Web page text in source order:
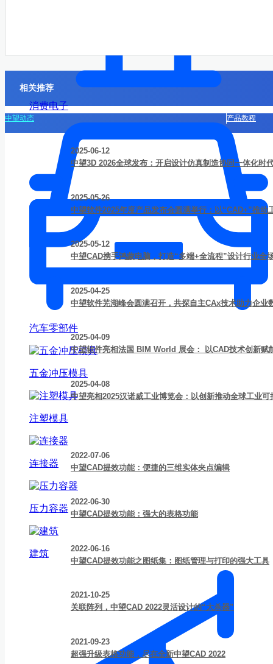
消费电子
汽车零部件
五金冲压模具
注塑模具
连接器
压力容器
建筑
相关推荐
中望动态 产品教程
2025-06-12
中望3D 2026全球发布：开启设计仿真制造协同一体化时
2025-05-26
中望软件2025年度产品发布会圆满举行：以“CAD+”推动
2025-05-12
中望CAD携手鸿蒙电脑，打造“多端+全流程”设计行业全
2025-04-25
中望软件芜湖峰会圆满召开，共探自主CAx技术助力企业
2025-04-09
中望软件亮相法国 BIM World 展会： 以CAD技术创新赋
2025-04-08
中望亮相2025汉诺威工业博览会：以创新推动全球工业可
2022-07-06
中望CAD提效功能：便捷的三维实体夹点编辑
2022-06-30
中望CAD提效功能：强大的表格功能
2022-06-16
中望CAD提效功能之图纸集：图纸管理与打印的强大工具
2021-10-25
关联阵列，中望CAD 2022灵活设计的“大杀器”
2021-09-23
超强升级表格功能，尽在全新中望CAD 2022